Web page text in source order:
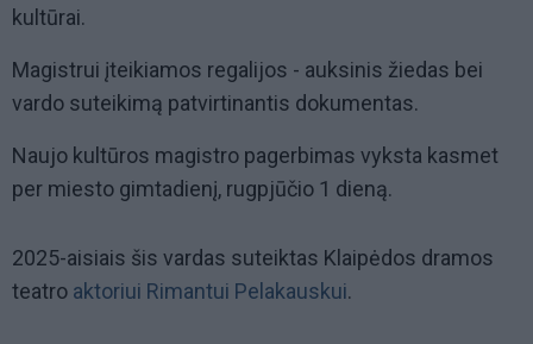
kultūrai.
Magistrui įteikiamos regalijos - auksinis žiedas bei
vardo suteikimą patvirtinantis dokumentas.
Naujo kultūros magistro pagerbimas vyksta kasmet
per miesto gimtadienį, rugpjūčio 1 dieną.
2025-aisiais šis vardas suteiktas Klaipėdos dramos
teatro aktoriui Rimantui Pelakauskui.